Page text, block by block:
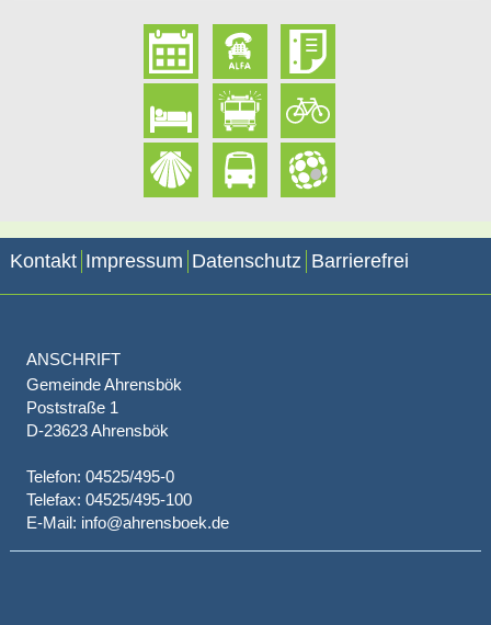
Kontakt Impressum Datenschutz Barrierefrei
ANSCHRIFT
Gemeinde Ahrensbök
Poststraße 1
D-23623 Ahrensbök
Telefon: 04525/495-0
Telefax: 04525/495-100
E-Mail: info@ahrensboek.de